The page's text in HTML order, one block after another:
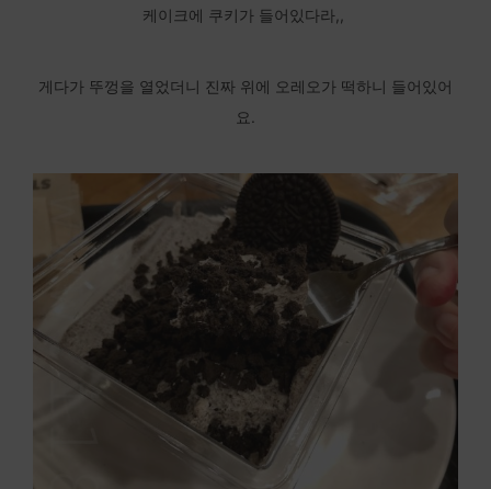
케이크에 쿠키가 들어있다라,,
게다가 뚜껑을 열었더니 진짜 위에 오레오가 떡하니 들어있어
요.